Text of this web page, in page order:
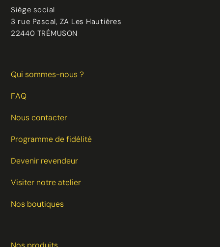
Siège social
3 rue Pascal, ZA Les Hautières
22440 TRÉMUSON
Qui sommes-nous ?
FAQ
Nous contacter
Programme de fidélité
Devenir revendeur
Visiter notre atelier
Nos boutiques